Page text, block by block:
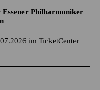
Philharmoniker
im TicketCenter